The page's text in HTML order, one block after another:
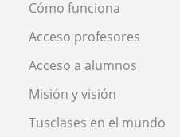
Cómo funciona
Acceso profesores
Acceso a alumnos
Misión y visión
Tusclases en el mundo